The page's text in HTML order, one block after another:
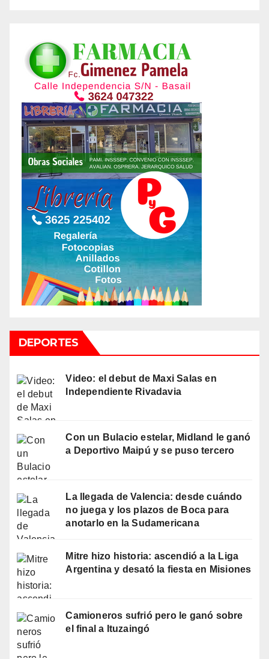
DEPORTES
Video: el debut de Maxi Salas en
Independiente Rivadavia
Con un Bulacio estelar, Midland le ganó
a Deportivo Maipú y se puso tercero
La llegada de Valencia: desde cuándo
no juega y los plazos de Boca para
anotarlo en la Sudamericana
Mitre hizo historia: ascendió a la Liga
Argentina y desató la fiesta en Misiones
Camioneros sufrió pero le ganó sobre
el final a Ituzaingó